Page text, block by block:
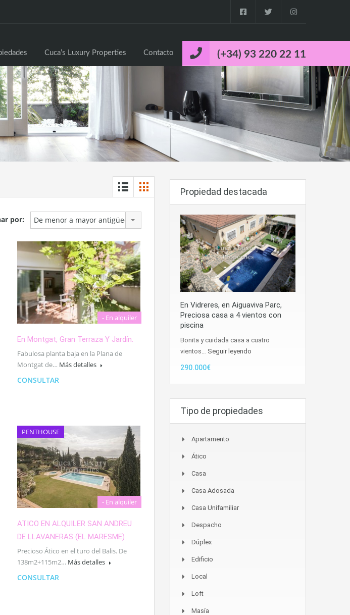
(+34) 93 220 22 11
Cuca’s Luxury Properties Contacto
por: De menor a mayor antigüedad
- En alquiler
En Montgat, Gran Terraza Y Jardín.
Fabulosa planta baja en la Plana de
Montgat de… Más detalles
CONSULTAR
PENTHOUSE
- En alquiler
ATICO EN ALQUILER SAN ANDREU
DE LLAVANERAS (EL MARESME)
Precioso Ático en el turo del Balis. De
138m2+115m2… Más detalles
CONSULTAR
Propiedad destacada
En Vidreres, en Aiguaviva Parc,
Preciosa casa a 4 vientos con
piscina
Bonita y cuidada casa a cuatro
vientos… Seguir leyendo
290.000€
Tipo de propiedades
Apartamento
Ático
Casa
Casa Adosada
Casa Unifamiliar
Despacho
Dúplex
Edificio
Local
Loft
Masía